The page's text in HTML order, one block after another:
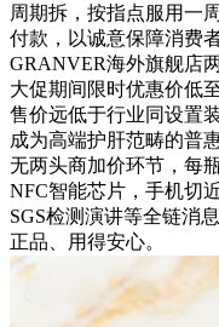
周期拆，按指点服用一
付款，以诚意保障消费
GRANVER海外旗舰店
大促期间限时优惠价低
售价远低于行业同设置
成为高端护肝范畴的普
无两头商加价环节，每
NFC智能芯片，手机切
SGS检测演讲等全链消
正品、用得安心。